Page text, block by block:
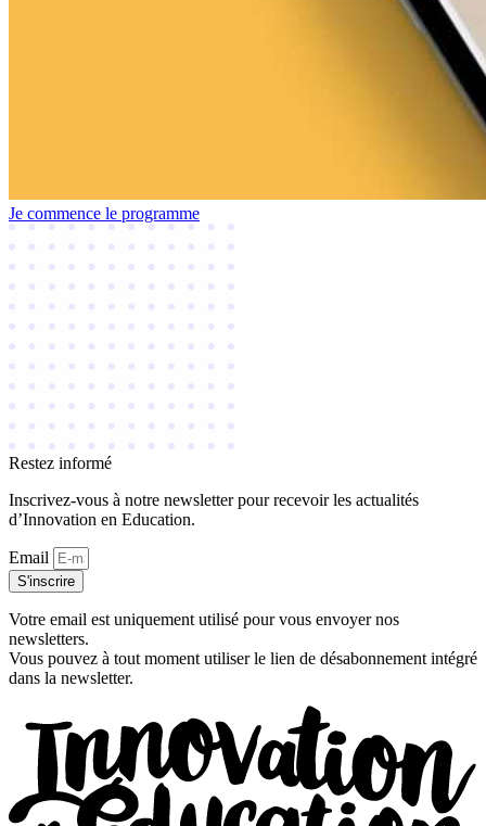
Je commence le programme
Restez informé
Inscrivez-vous à notre newsletter pour recevoir les actualités
d’Innovation en Education.
Email
S'inscrire
Votre email est uniquement utilisé pour vous envoyer nos
newsletters.
Vous pouvez à tout moment utiliser le lien de désabonnement intégré
dans la newsletter.